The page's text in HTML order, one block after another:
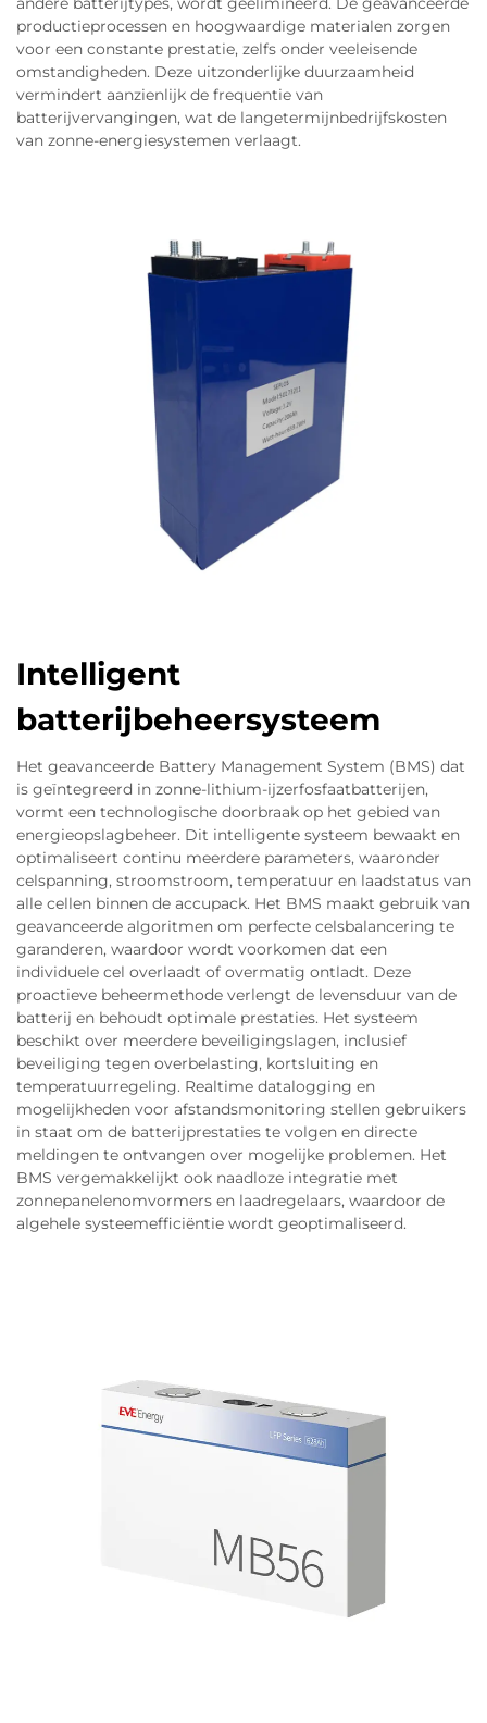
productieprocessen en hoogwaardige materialen zorgen
voor een constante prestatie, zelfs onder veeleisende
omstandigheden. Deze uitzonderlijke duurzaamheid
vermindert aanzienlijk de frequentie van
batterijvervangingen, wat de langetermijnbedrijfskosten
van zonne-energiesystemen verlaagt.
Intelligent
batterijbeheersysteem
Het geavanceerde Battery Management System (BMS) dat
is geïntegreerd in zonne-lithium-ijzerfosfaatbatterijen,
vormt een technologische doorbraak op het gebied van
energieopslagbeheer. Dit intelligente systeem bewaakt en
optimaliseert continu meerdere parameters, waaronder
celspanning, stroomstroom, temperatuur en laadstatus van
alle cellen binnen de accupack. Het BMS maakt gebruik van
geavanceerde algoritmen om perfecte celsbalancering te
garanderen, waardoor wordt voorkomen dat een
individuele cel overlaadt of overmatig ontladt. Deze
proactieve beheermethode verlengt de levensduur van de
batterij en behoudt optimale prestaties. Het systeem
beschikt over meerdere beveiligingslagen, inclusief
beveiliging tegen overbelasting, kortsluiting en
temperatuurregeling. Realtime datalogging en
mogelijkheden voor afstandsmonitoring stellen gebruikers
in staat om de batterijprestaties te volgen en directe
meldingen te ontvangen over mogelijke problemen. Het
BMS vergemakkelijkt ook naadloze integratie met
zonnepanelenomvormers en laadregelaars, waardoor de
algehele systeemefficiëntie wordt geoptimaliseerd.